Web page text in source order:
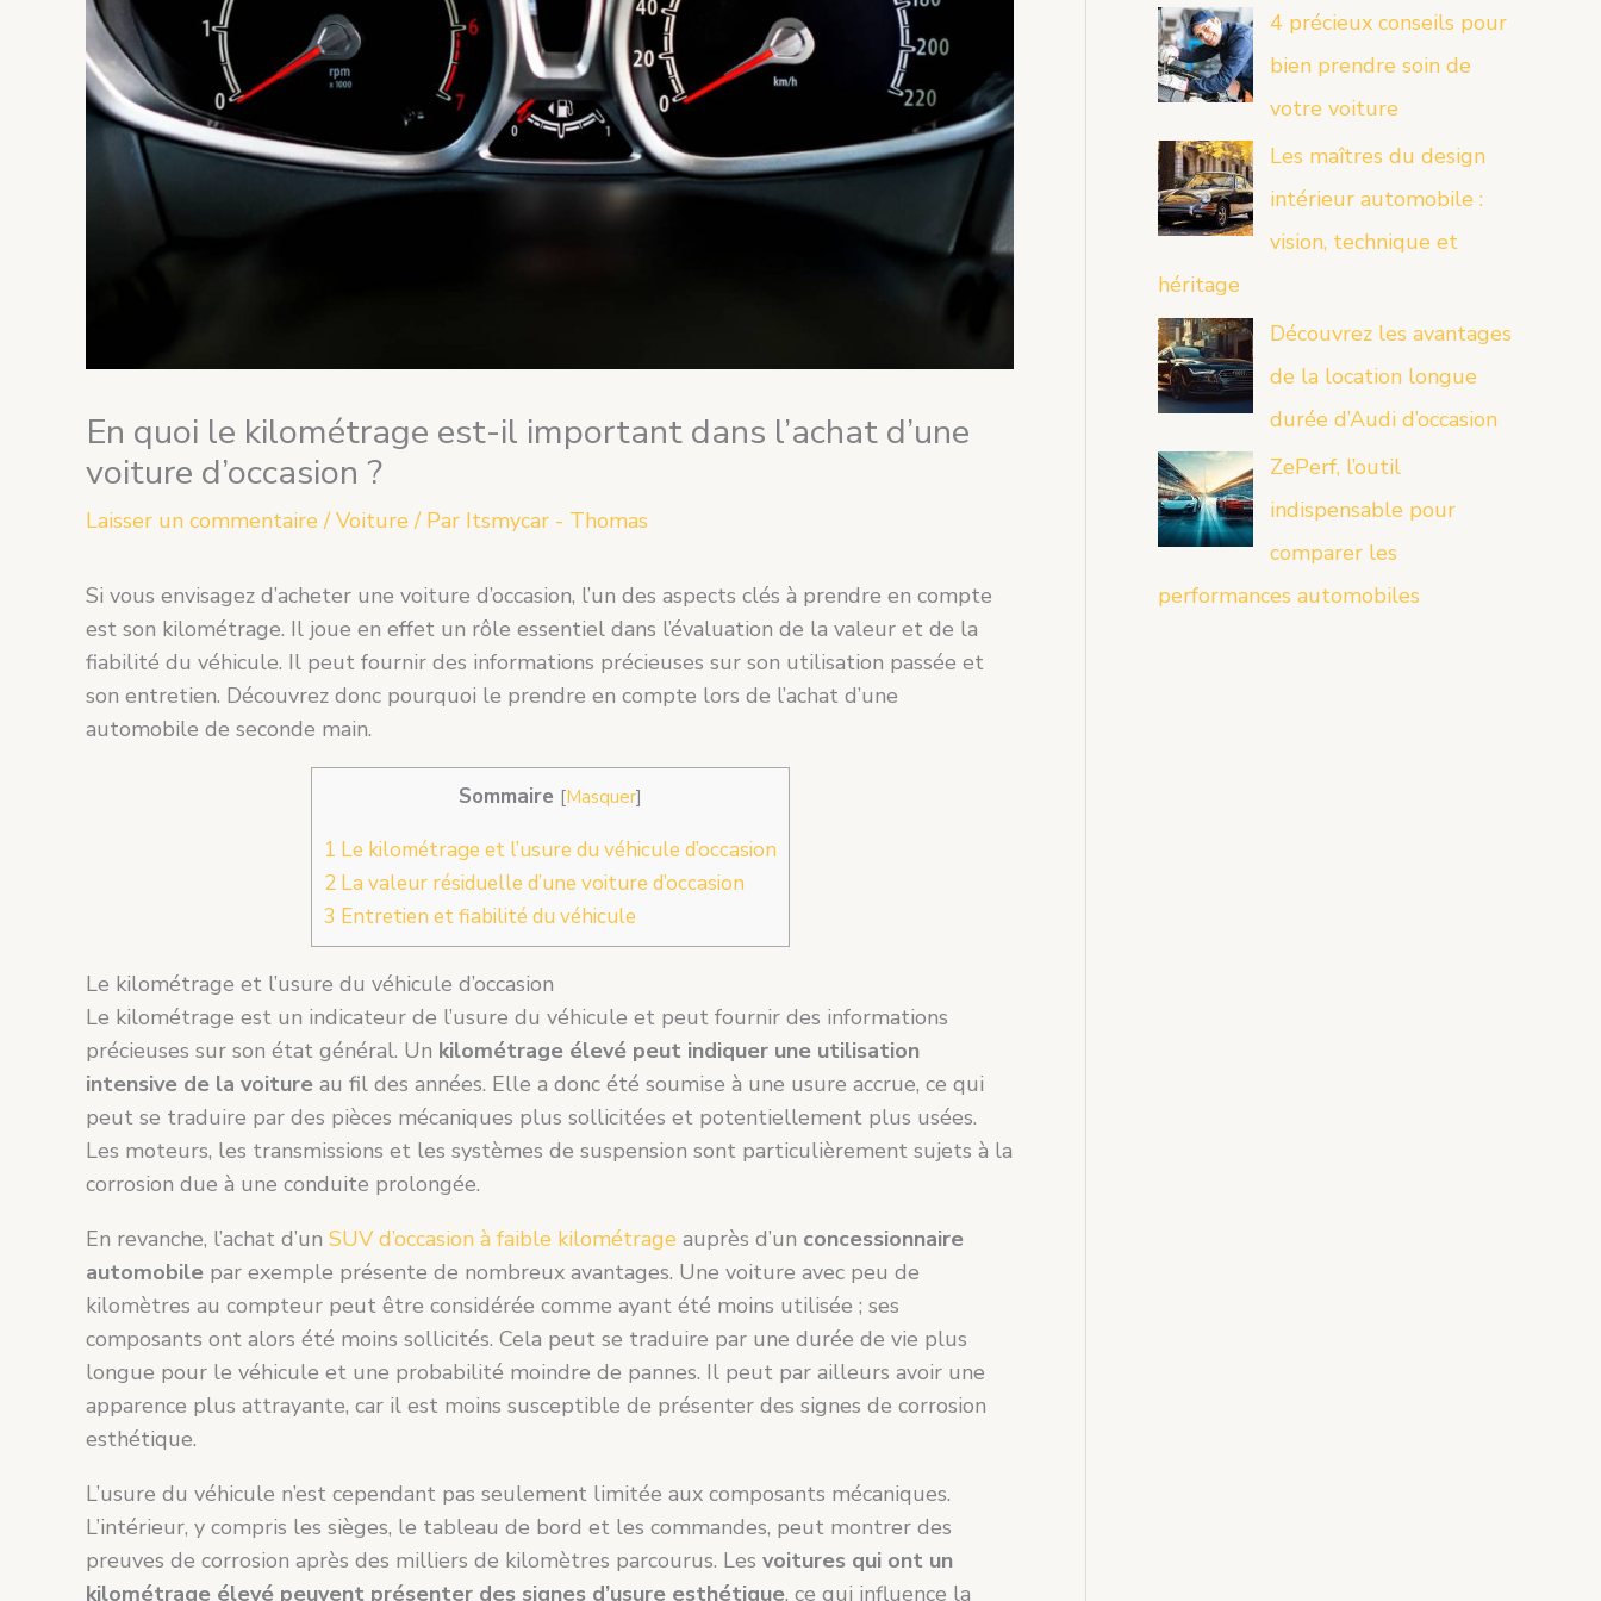
En quoi le kilométrage est-il important dans l’achat d’une
voiture d’occasion ?
Laisser un commentaire /Voiture / Par Itsmycar - Thomas
Si vous envisagez d’acheter une voiture d’occasion, l’un des aspects clés à prendre en compte
est son kilométrage. Il joue en effet un rôle essentiel dans l’évaluation de la valeur et de la
fiabilité du véhicule. Il peut fournir des informations précieuses sur son utilisation passée et
son entretien. Découvrez donc pourquoi le prendre en compte lors de l’achat d’une
automobile de seconde main.
Sommaire [Masquer]
1 Le kilométrage et l’usure du véhicule d’occasion
2La valeur résiduelle d’une voiture d’occasion
3 Entretien et fiabilité du véhicule
Le kilométrage et l’usure du véhicule d’occasion
Le kilométrage est un indicateur de l’usure du véhicule et peut fournir des informations
précieuses sur son état général. Un kilométrage élevé peut indiquer une utilisation
intensive de la voiture au fil des années. Elle a donc été soumise à une usure accrue, ce qui
peut se traduire par des pièces mécaniques plus sollicitées et potentiellement plus usées.
Les moteurs, les transmissions et les systèmes de suspension sont particulièrement sujets à la
corrosion due à une conduite prolongée.
En revanche, l’achat d’un SUV d’occasion à faible kilométrage auprès d’un concessionnaire
automobile par exemple présente de nombreux avantages. Une voiture avec peu de
kilomètres au compteur peut être considérée comme ayant été moins utilisée ; ses
composants ont alors été moins sollicités. Cela peut se traduire par une durée de vie plus
longue pour le véhicule et une probabilité moindre de pannes. Il peut par ailleurs avoir une
apparence plus attrayante, car il est moins susceptible de présenter des signes de corrosion
esthétique.
L’usure du véhicule n’est cependant pas seulement limitée aux composants mécaniques.
L’intérieur, y compris les sièges, le tableau de bord et les commandes, peut montrer des
preuves de corrosion après des milliers de kilomètres parcourus. Les voitures qui ont un
kilométrage élevé peuvent présenter des signes d’usure esthétique, ce qui influence la
4 précieux conseils pour
bien prendre soin de
votre voiture
Les maîtres du design
intérieur automobile :
vision, technique et
héritage
Découvrez les avantages
de la location longue
durée d’Audi d’occasion
ZePerf, l’outil
indispensable pour
comparer les
performances automobiles